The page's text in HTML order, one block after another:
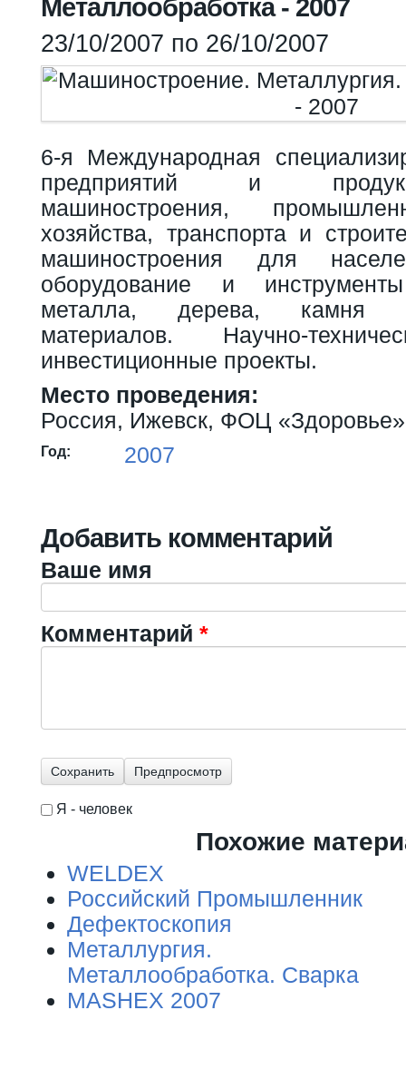
Металлообработка - 2007
23/10/2007 по 26/10/2007
6-я Международная
предприятий и
машиностроения,
хозяйства, транспорта и
машиностроения для
оборудование и
металла, дерева, камня и
материалов. Научно-
инвестиционные проекты.
Место проведения:
Россия, Ижевск, ФОЦ «Здоровье»
Год: 2007
Добавить комментарий
Ваше имя
Комментарий *
Я - человек
Похожие
WELDEX
Российский Промышленник
Дефектоскопия
Металлургия.
Металлообработка. Сварка
MASHEX 2007